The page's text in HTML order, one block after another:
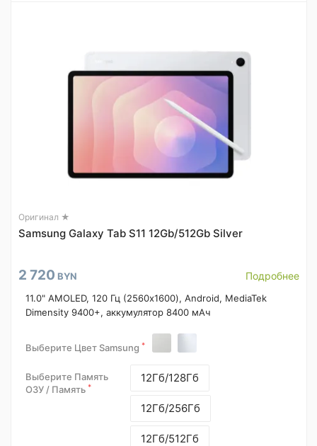
Оригинал ★
Samsung Galaxy Tab S11 12Gb/512Gb Silver
2 720 BYN Подробнее
11.0" AMOLED, 120 Гц (2560x1600), Android, MediaTek
Dimensity 9400+, аккумулятор 8400 мАч
Выберите Цвет Samsung *
Выберите Память
ОЗУ / Память *
12Гб/128Гб
12Гб/256Гб
12Гб/512Гб